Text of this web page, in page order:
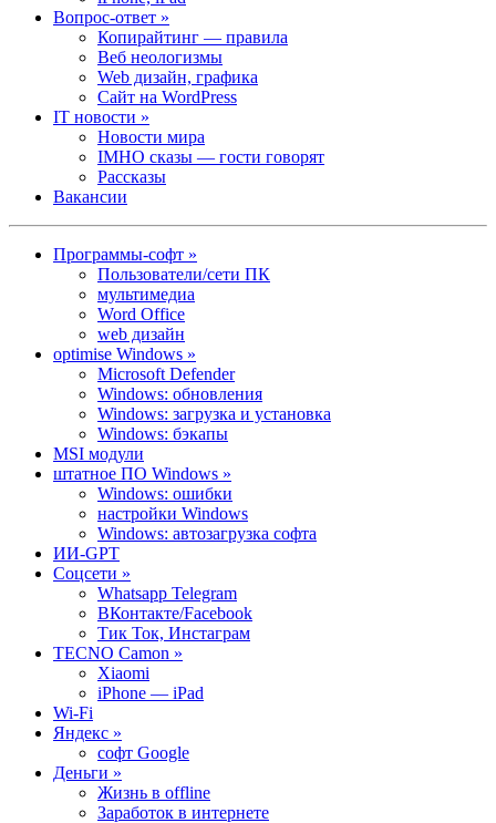
Вопрос-ответ »
Копирайтинг — правила
Веб неологизмы
Web дизайн, графика
Сайт на WordPress
IT новости »
Новости мира
IMHO сказы — гости говорят
Рассказы
Вакансии
Программы-софт »
Пользователи/сети ПК
мультимедиа
Word Office
web дизайн
optimise Windows »
Microsoft Defender
Windows: обновления
Windows: загрузка и установка
Windows: бэкапы
MSI модули
штатное ПО Windows »
Windows: ошибки
настройки Windows
Windows: автозагрузка софта
ИИ-GPT
Cоцсети »
Whatsapp Telegram
ВКонтакте/Facebook
Тик Ток, Инстаграм
TECNO Camon »
Xiaomi
iPhone — iPad
Wi-Fi
Яндекс »
софт Google
Деньги »
Жизнь в offline
Заработок в интернете